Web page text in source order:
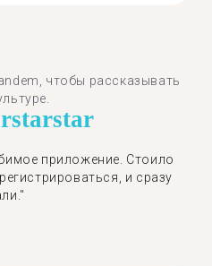
чтобы рассказывать
starstar
приложение. Стоило
и сразу